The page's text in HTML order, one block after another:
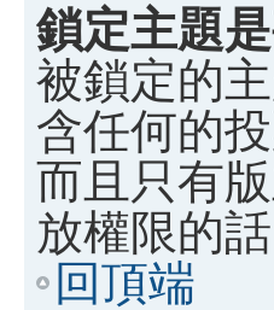
鎖定主題
被鎖定的
含任何的
而且只有
放權限的
回頂端